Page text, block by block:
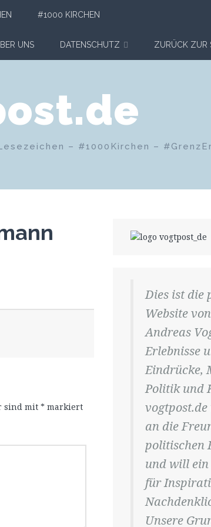
#1000 KIRCHEN
UNS DATENSCHUTZ ZURÜCK ZUR
– #1000Kirchen –
sind mit * markiert
Dies ist die
Website
Andreas
Erlebnisse
Eindrücke,
Politik und
an die
politischen
und will ein
für
Unsere